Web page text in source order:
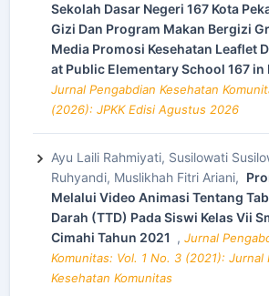
Sekolah Dasar Negeri 167 Kota
Gizi Dan Program Makan Bergizi
Media Promosi Kesehatan Leaflet
at Public Elementary School 167 in
Jurnal Pengabdian Kesehatan
(2026): JPKK Edisi Agustus 2026
Ayu Laili Rahmiyati, Susilowati
Ruhyandi, Muslikhah Fitri Ariani,
Melalui Video Animasi Tentang
Darah (TTD) Pada Siswi Kelas Vii
Cimahi Tahun 2021 , Jurnal
Komunitas: Vol. 1 No. 3 (2021): Jurnal
Kesehatan Komunitas